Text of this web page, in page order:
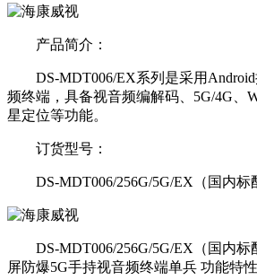
产品简介：
DS-MDT006/EX系列是采用Android
频终端，具备视音频编解码、5G/4G、
星定位等功能。
订货型号：
DS-MDT006/256G/5G/EX（国内标
DS-MDT006/256G/5G/EX（国内标
屏防爆5G手持视音频终端单兵 功能特性